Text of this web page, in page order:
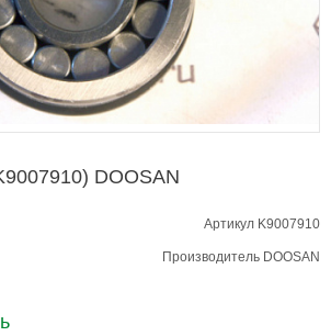
DOOSAN
Артикул K9007910
Производитель DOOSAN